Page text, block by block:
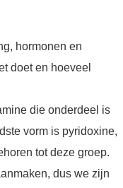
hormonen en
doet en hoeveel
die onderdeel is
vorm is pyridoxine,
tot deze groep.
dus we zijn